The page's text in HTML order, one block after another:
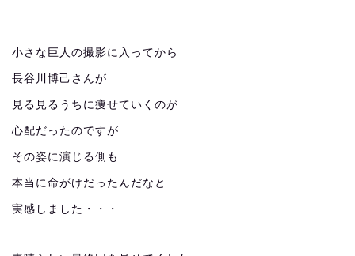
小さな巨人の撮影に入ってから
長谷川博己さんが
見る見るうちに痩せていくのが
心配だったのですが
その姿に演じる側も
本当に命がけだったんだなと
実感しました・・・